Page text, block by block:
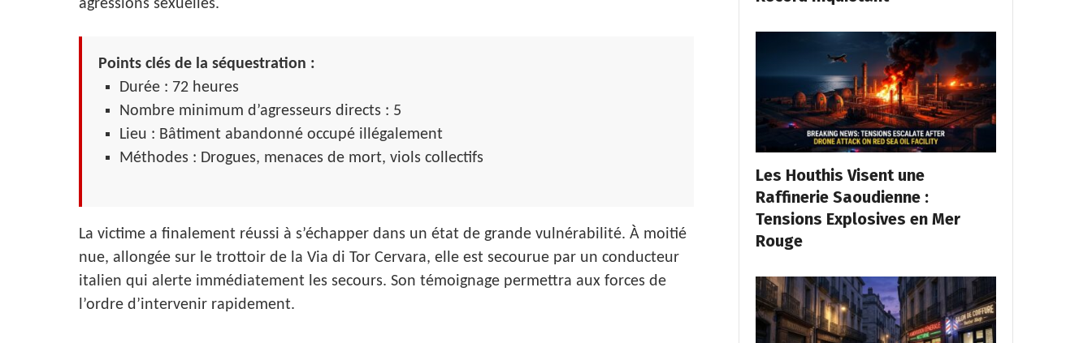
agressions sexuelles.
Points clés de la séquestration :
Durée : 72 heures
Nombre minimum d’agresseurs directs : 5
Lieu : Bâtiment abandonné occupé illégalement
Méthodes : Drogues, menaces de mort, viols collectifs
La victime a finalement réussi à s’échapper dans un état de grande vulnérabilité. À moitié
nue, allongée sur le trottoir de la Via di Tor Cervara, elle est secourue par un conducteur
italien qui alerte immédiatement les secours. Son témoignage permettra aux forces de
l’ordre d’intervenir rapidement.
Les Houthis Visent une
Raffinerie Saoudienne :
Tensions Explosives en Mer
Rouge